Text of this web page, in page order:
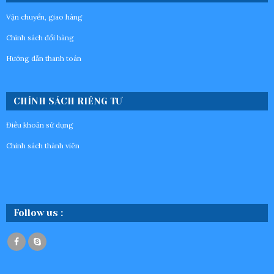
Vận chuyển, giao hàng
Chính sách đổi hàng
Hướng dẫn thanh toán
CHÍNH SÁCH RIÊNG TƯ
Điều khoản sử dụng
Chinh sách thành viên
Follow us :